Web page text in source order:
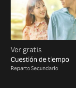
Ver gratis
Cuestión de tiempo
Reparto Secundario